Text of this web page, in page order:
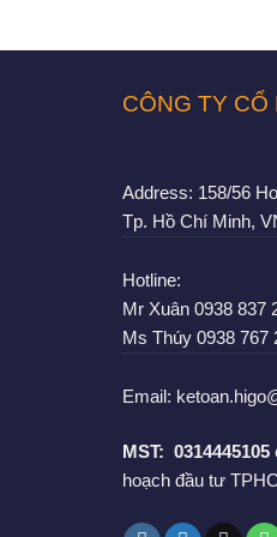
CÔNG TY
Address: 158/56
Tp. Hồ Chí Minh,
Hotline:
Mr Xuân 0938 837
Ms Thúy 0938 767
Email:
MST: 0314445105
hoạch đầu tư